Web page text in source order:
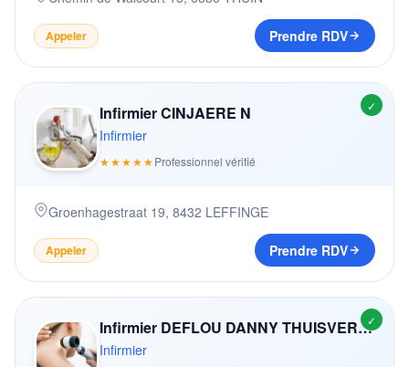
Appeler Prendre RDV
✓
Infirmier CINJAERE N
Infirmier
★★★★★Professionnel vérifié
Groenhagestraat 19, 8432 LEFFINGE
Appeler Prendre RDV
✓
Infirmier DEFLOU DANNY THUISVERPLEGING
Infirmier